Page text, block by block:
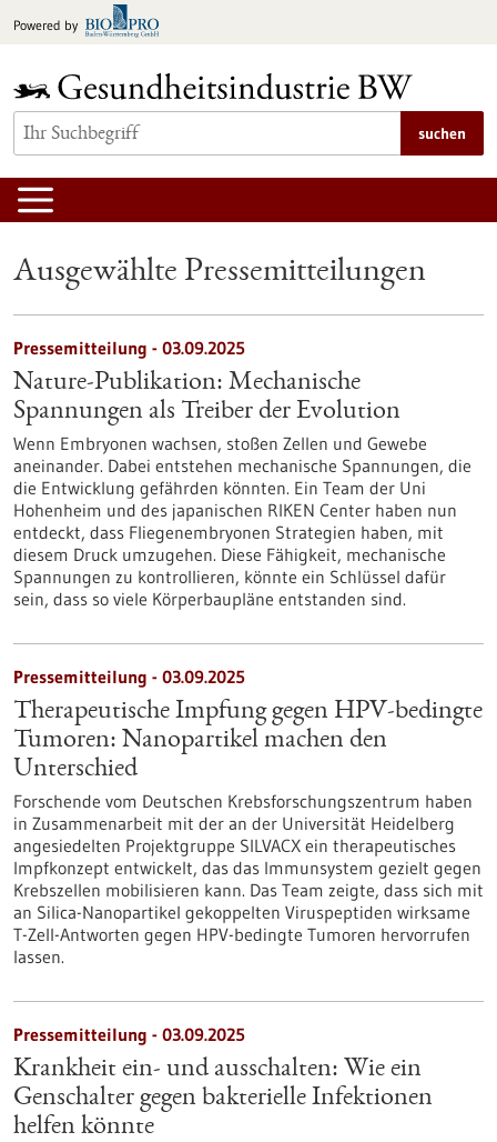
Inhalt
Powered by
suchen
Ausgewählte Pressemitteilungen
Pressemitteilung - 03.09.2025
Nature-Publikation: Mechanische
Spannungen als Treiber der Evolution
Wenn Embryonen wachsen, stoßen Zellen und Gewebe
aneinander. Dabei entstehen mechanische Spannungen, die
die Entwicklung gefährden könnten. Ein Team der Uni
Hohenheim und des japanischen RIKEN Center haben nun
entdeckt, dass Fliegenembryonen Strategien haben, mit
diesem Druck umzugehen. Diese Fähigkeit, mechanische
Spannungen zu kontrollieren, könnte ein Schlüssel dafür
sein, dass so viele Körperbaupläne entstanden sind.
Pressemitteilung - 03.09.2025
Therapeutische Impfung gegen HPV-bedingte
Tumoren: Nanopartikel machen den
Unterschied
Forschende vom Deutschen Krebsforschungszentrum haben
in Zusammenarbeit mit der an der Universität Heidelberg
angesiedelten Projektgruppe SILVACX ein therapeutisches
Impfkonzept entwickelt, das das Immunsystem gezielt gegen
Krebszellen mobilisieren kann. Das Team zeigte, dass sich mit
an Silica-Nanopartikel gekoppelten Viruspeptiden wirksame
T-Zell-Antworten gegen HPV-bedingte Tumoren hervorrufen
lassen.
Pressemitteilung - 03.09.2025
Krankheit ein- und ausschalten: Wie ein
Genschalter gegen bakterielle Infektionen
helfen könnte